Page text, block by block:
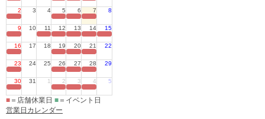
2 3 4 5 6 7 8
9 10 11 12 13 14 15
16 17 18 19 20 21 22
23 24 25 26 27 28 29
30 31 1 2 3 4 5
■ ＝店舗休業日 ■ ＝イベント日
営業日カレンダー